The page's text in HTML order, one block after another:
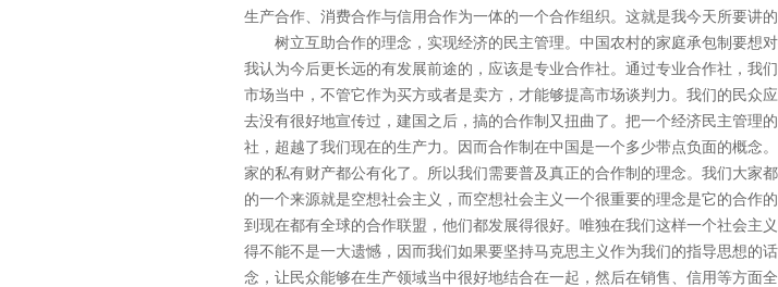
生产合作、消费合作与信用合作为一体的一个合作组织。这就是我今天所要讲的
树立互助合作的理念，实现经济的民主管理。中国农村的家庭承包制要想对
我认为今后更长远的有发展前途的，应该是专业合作社。通过专业合作社，我
市场当中，不管它作为买方或者是卖方，才能够提高市场谈判力。我们的民众
去没有很好地宣传过，建国之后，搞的合作制又扭曲了。把一个经济民主管理
社，超越了我们现在的生产力。因而合作制在中国是一个多少带点负面的概念
家的私有财产都公有化了。所以我们需要普及真正的合作制的理念。我们大家
的一个来源就是空想社会主义，而空想社会主义一个很重要的理念是它的合作
到现在都有全球的合作联盟，他们都发展得很好。唯独在我们这样一个社会主
得不能不是一大遗憾，因而我们如果要坚持马克思主义作为我们的指导思想的
念，让民众能够在生产领域当中很好地结合在一起，然后在销售、信用等方面全